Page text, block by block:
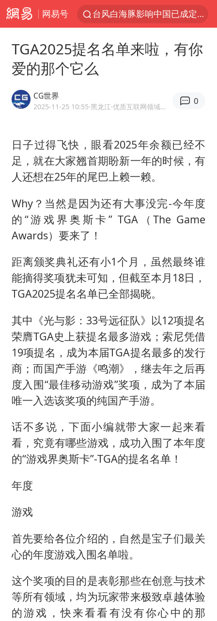
网易号
台风白海豚影响中国已成定局
胡塞武装袭扰红海航运行动升级
官方回应献血屋不让市民入内躲雨
80后女柜员逆袭成4200亿银行副行长
感觉全东北都在等7号
女子利用漏洞0元薅走3000多件家电
关之琳否认与27岁模特的恋情
多地要求领导干部带头休假
中央气象台发布台风黄色预警
对话重庆地铁吐血女孩
TGA2025提名名单来啦，有你
爱的那个它么
CG世界
2025-11-25 10:55·黑龙江 ·优质互联网领域创作者
0
日子过得飞快，眼看2025年余额已经不
足，就在大家翘首期盼新一年的时候，有
人还想在25年的尾巴上赖一赖。
Why？当然是因为还有大事没完-今年度
的“游戏界奥斯卡” TGA（The Game
Awards）要来了！
距离颁奖典礼还有小1个月，虽然最终谁
能摘得奖项犹未可知，但截至本月18日，
TGA2025提名名单已全部揭晓。
其中《光与影：33号远征队》以12项提名
荣膺TGA史上获提名最多游戏；索尼凭借
19项提名，成为本届TGA提名最多的发行
商；而国产手游《鸣潮》，继去年之后再
度入围“最佳移动游戏”奖项，成为了本届
唯一入选该奖项的纯国产手游。
话不多说，下面小编就带大家一起来看
看，究竟有哪些游戏，成功入围了本年度
的“游戏界奥斯卡”-TGA的提名名单！
年度
游戏
首先要给各位介绍的，自然是宝子们最关
心的年度游戏入围名单啦。
这个奖项的目的是表彰那些在创意与技术
等所有领域，均为玩家带来极致卓越体验
的游戏，快来看看有没有你心中的那